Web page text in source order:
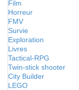
Film
Horreur
FMV
Survie
Exploration
Livres
Tactical-RPG
Twin-stick shooter
City Builder
LEGO